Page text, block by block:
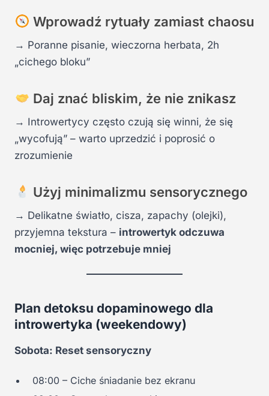
Wprowadź rytuały zamiast chaosu
→ Poranne pisanie, wieczorna herbata, 2h
„cichego bloku”
Daj znać bliskim, że nie znikasz
→ Introwertycy często czują się winni, że się
„wycofują” – warto uprzedzić i poprosić o
zrozumienie
Użyj minimalizmu sensorycznego
→ Delikatne światło, cisza, zapachy (olejki),
przyjemna tekstura – introwertyk odczuwa
mocniej, więc potrzebuje mniej
Plan detoksu dopaminowego dla
introwertyka (weekendowy)
Sobota: Reset sensoryczny
08:00 – Ciche śniadanie bez ekranu